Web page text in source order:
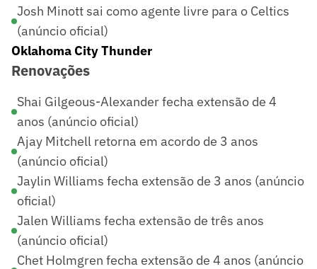
Josh Minott sai como agente livre para o Celtics
(anúncio oficial)
Oklahoma City Thunder
Renovações
Shai Gilgeous-Alexander fecha extensão de 4
anos (anúncio oficial)
Ajay Mitchell retorna em acordo de 3 anos
(anúncio oficial)
Jaylin Williams fecha extensão de 3 anos (anúncio
oficial)
Jalen Williams fecha extensão de três anos
(anúncio oficial)
Chet Holmgren fecha extensão de 4 anos (anúncio